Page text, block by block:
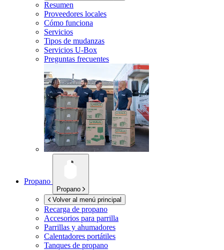
Resumen
Proveedores locales
Cómo funciona
Servicios
Tipos de mudanzas
Servicios U-Box
Preguntas frecuentes
Propano
Propano
Volver al menú principal
Recarga de propano
Accesorios para parrilla
Parrillas y ahumadores
Calentadores portátiles
Tanques de propano